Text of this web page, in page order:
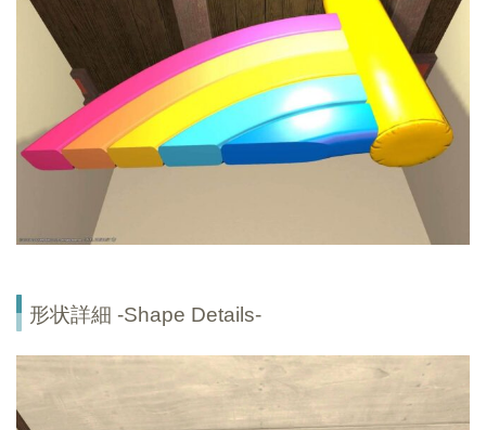
形状詳細 -Shape Details-